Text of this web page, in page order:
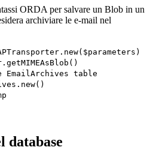
ORDA per salvare un Blob in un
archiviare le e-mail nel
. new( $parameters )
. getMIMEAsBlob ()
table
. new()
database